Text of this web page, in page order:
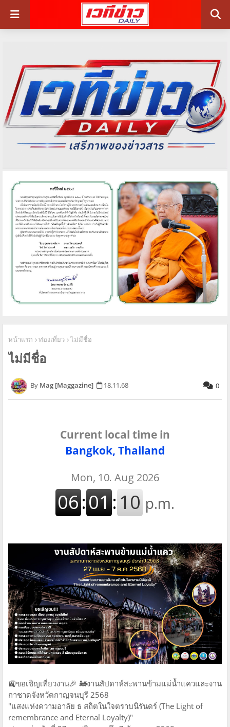
หน้าแรก ท่องเที่ยว ไม่มีชื่อ
ไม่มีชื่อ
Mag [Maggazine] 18.11.68 0
Current local time in
Bangkok, Thailand
🚉ขอเชิญเที่ยวงาน🎉 🚂งานสัปดาห์สะพานข้ามแม่น้ำแควและงาน
กาชาดจังหวัดกาญจนบุรี 2568
"แสงแห่งความอาลัย ธ สถิตในใจตราบนิรันดร์ (The Light of
remembrance and Eternal Loyalty)"